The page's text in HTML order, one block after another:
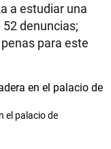
a estudiar una
denuncias;
para este
el palacio de